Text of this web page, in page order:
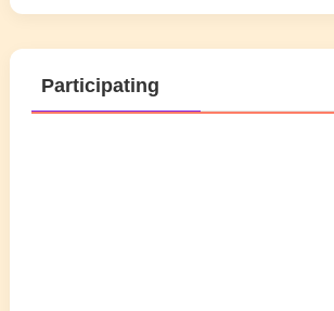
Participating